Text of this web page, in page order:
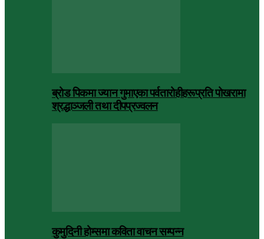
ब्रोड पिकमा ज्यान गुमाएका पर्वतारोहीहरूप्रति पोखरामा
श्रद्धाञ्जली तथा दीपप्रज्वलन
कुमुदिनी होम्समा कविता वाचन सम्पन्न